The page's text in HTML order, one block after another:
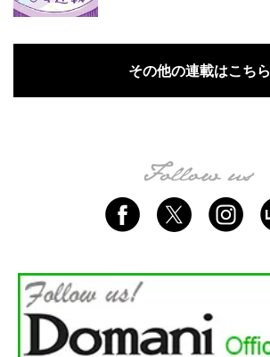
その他の連載はこちら